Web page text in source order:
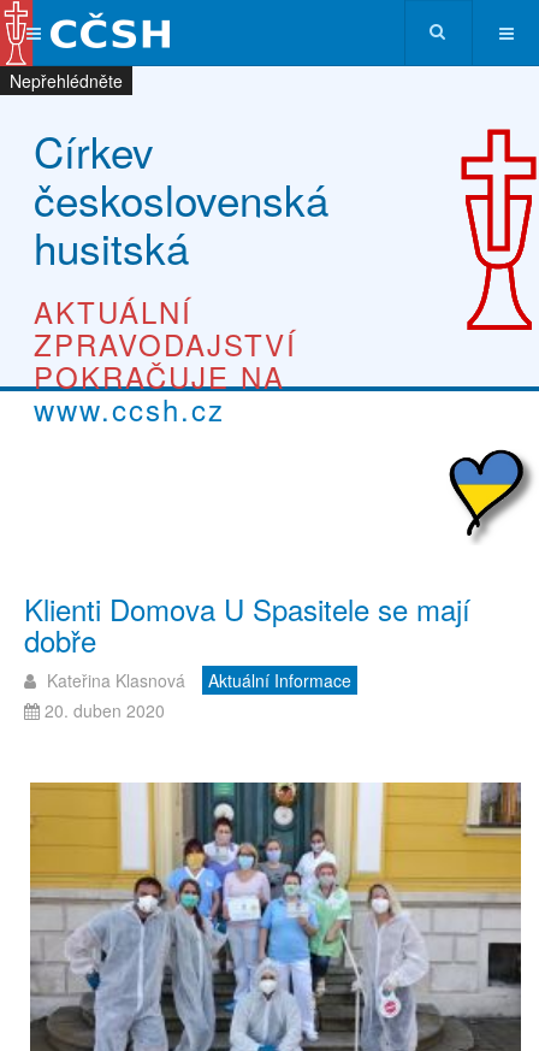
Církev
československá
husitská
AKTUÁLNÍ
ZPRAVODAJSTVÍ
POKRAČUJE NA
www.ccsh.cz
Klienti Domova U Spasitele se mají
dobře
Kateřina Klasnová
Aktuální Informace
20. duben 2020
Nepřehlédněte
Nepřehlédněte
Nepřehlédněte
Nepřehlédněte